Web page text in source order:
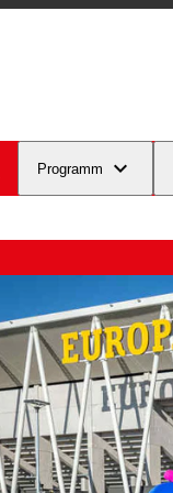
Programm